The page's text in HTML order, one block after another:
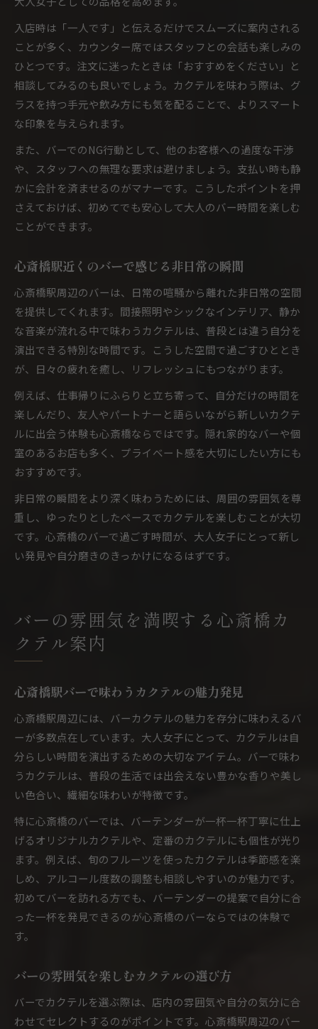
入店時は「一人です」と伝えるだけでスムーズに案内される
ことが多く、カウンター席ではスタッフとの会話も楽しみの
ひとつです。注文に迷ったときは「おすすめをください」と
相談してみるのも良いでしょう。カクテルを味わう際は、グ
ラスを持つ手元や飲み方にも気を配ることで、よりスマート
な印象を与えられます。
また、バーでのNG行動として、他のお客様への過度な干渉
や、スタッフへの無理な要求は避けましょう。支払い時も静
かに会計を済ませるのがマナーです。こうしたポイントを押
さえておけば、初めてでも安心して大人のバー時間を楽しむ
ことができます。
心斎橋駅近くのバーで感じる非日常の瞬間
心斎橋駅周辺のバーは、日常の喧騒から離れた非日常の空間
を提供してくれます。間接照明やシックなインテリア、静か
な音楽が流れる中で味わうカクテルは、普段とは違う自分を
演出できる特別な時間です。こうした空間で過ごすひととき
が、日々の疲れを癒し、リフレッシュにもつながります。
例えば、仕事帰りにふらりと立ち寄って、自分だけの時間を
楽しんだり、友人やパートナーと語らいながら新しいカクテ
ルに出会う体験も心斎橋ならではです。隠れ家的なバーや個
室のあるお店も多く、プライベート感を大切にしたい方にも
おすすめです。
非日常の瞬間をより深く味わうためには、周囲の雰囲気を尊
重し、ゆったりとしたペースでカクテルを楽しむことが大切
です。心斎橋のバーで過ごす時間が、大人女子にとって新し
い発見や自分磨きのきっかけになるはずです。
バーの雰囲気を満喫する心斎橋カ
クテル案内
心斎橋駅バーで味わうカクテルの魅力発見
心斎橋駅周辺には、バーカクテルの魅力を存分に味わえるバ
ーが多数点在しています。大人女子にとって、カクテルは自
分らしい時間を演出するための大切なアイテム。バーで味わ
うカクテルは、普段の生活では出会えない豊かな香りや美し
い色合い、繊細な味わいが特徴です。
特に心斎橋のバーでは、バーテンダーが一杯一杯丁寧に仕上
げるオリジナルカクテルや、定番のカクテルにも個性が光り
ます。例えば、旬のフルーツを使ったカクテルは季節感を楽
しめ、アルコール度数の調整も相談しやすいのが魅力です。
初めてバーを訪れる方でも、バーテンダーの提案で自分に合
った一杯を発見できるのが心斎橋のバーならではの体験で
す。
バーの雰囲気を楽しむカクテルの選び方
バーでカクテルを選ぶ際は、店内の雰囲気や自分の気分に合
わせてセレクトするのがポイントです。心斎橋駅周辺のバー